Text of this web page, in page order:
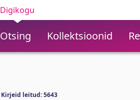
Digikogu
Otsing Kollektsioonid
Kirjeid leitud: 5643